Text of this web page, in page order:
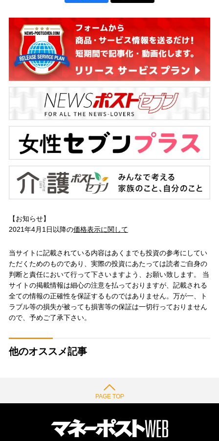
【お知らせ】
2021年4月1日以降の価格表示に関して
当サイトに記載されている内容はあくまでも投資の参考にしてい
ただくためのものであり、実際の投資にあたっては読者ご自身の
判断と責任において行って下さいますよう、お願い致します。 当
サイトの掲載情報は細心の注意を払っておりますが、記載される
全ての情報の正確性を保証するものではありません。万が一、ト
ラブル等の損失が被っても損害等の保証は一切行っておりません
ので、予めご了承下さい。
他のオススメ記事
PAGE TOP